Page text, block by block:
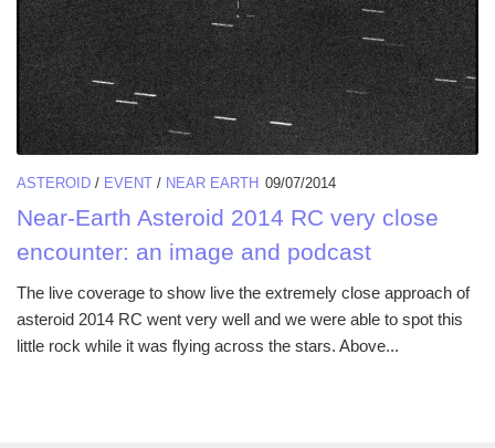
ASTEROID / EVENT / NEAR EARTH 09/07/2014
Near-Earth Asteroid 2014 RC very close
encounter: an image and podcast
The live coverage to show live the extremely close approach of
asteroid 2014 RC went very well and we were able to spot this
little rock while it was flying across the stars. Above...